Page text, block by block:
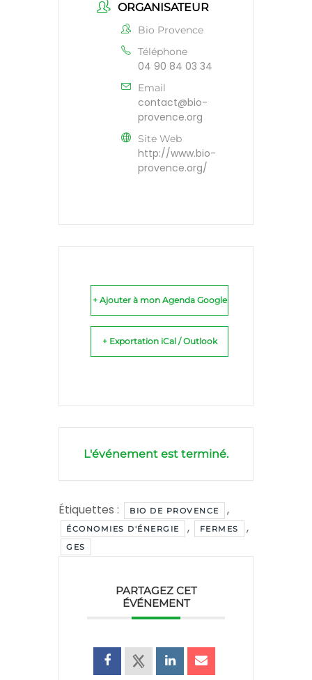
ORGANISATEUR
Bio Provence
Téléphone
04 90 84 03 34
Email
contact@bio-
provence.org
Site Web
http://www.bio-
provence.org/
+ Ajouter à mon Agenda Google
+ Exportation iCal / Outlook
L'événement est terminé.
Étiquettes : BIO DE PROVENCE ,
ÉCONOMIES D'ÉNERGIE , FERMES ,
GES
PARTAGEZ CET
ÉVÉNEMENT